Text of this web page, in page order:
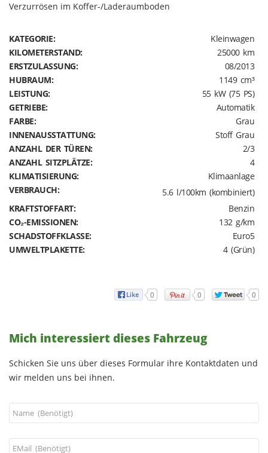
Verzurrösen im Koffer-/Laderaumboden
KATEGORIE:
Kleinwagen
KILOMETERSTAND:
25000 km
ERSTZULASSUNG:
08/2013
HUBRAUM:
1149 cm³
LEISTUNG:
55 kW (75 PS)
GETRIEBE:
Automatik
FARBE:
Grau
INNENAUSSTATTUNG:
Stoff Grau
ANZAHL DER TÜREN:
2/3
ANZAHL SITZPLÄTZE:
4
KLIMATISIERUNG:
Klimaanlage
VERBRAUCH:
5.6 l/100km (kombiniert)
KRAFTSTOFFART:
Benzin
CO₂-EMISSIONEN:
132 g/km
SCHADSTOFFKLASSE:
Euro5
UMWELTPLAKETTE:
4 (Grün)
0 0 0
Mich interessiert dieses Fahrzeug
Schicken Sie uns über dieses Formular ihre Kontaktdaten und
wir melden uns bei ihnen.